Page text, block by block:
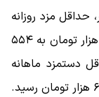
حداقل مزد روزانه
کارگران با رشدی نزدیک به ۶۰ درصد از ۳۴۶ هزار تومان به ۵۵۴
دستمزد ماهانه